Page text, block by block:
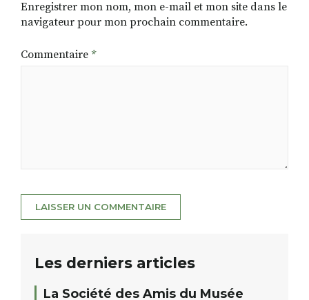
Enregistrer mon nom, mon e-mail et mon site dans le
navigateur pour mon prochain commentaire.
Commentaire *
Les derniers articles
La Société des Amis du Musée